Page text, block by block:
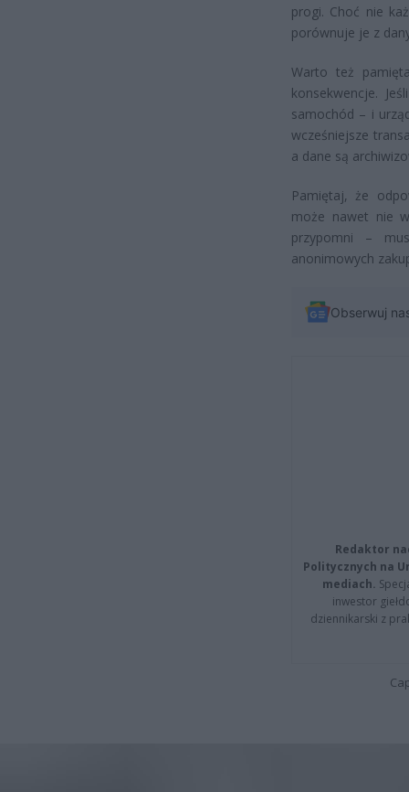
progi. Choć nie
porównuje je z
Warto też
konsekwencje.
samochód – i
wcześniejsze
a dane są
Pamiętaj, że
może nawet nie
przypomni –
anonimowych
Obserwuj
Redaktor
Politycznych na
mediach.
inwestor
dziennikarski z